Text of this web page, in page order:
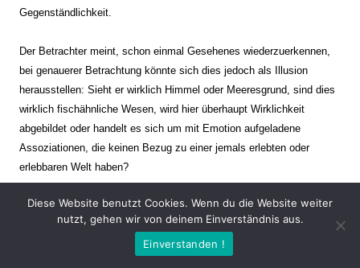
Gegenständlichkeit.
Der Betrachter meint, schon einmal Gesehenes wiederzuerkennen,
bei genauerer Betrachtung könnte sich dies jedoch als Illusion
herausstellen: Sieht er wirklich Himmel oder Meeresgrund, sind dies
wirklich fischähnliche Wesen, wird hier überhaupt Wirklichkeit
abgebildet oder handelt es sich um mit Emotion aufgeladene
Assoziationen, die keinen Bezug zu einer jemals erlebten oder
erlebbaren Welt haben?
Verharren und Dynamik stehen sich dabei gegenüber. Zeit steht still
oder verrinnt im Nu. Es soll dabei eine Spannung, auch farblich, bis
zur Schmerzgrenze erzeugt werden. Die Arbeiten stellen ambivalente
Diese Website benutzt Cookies. Wenn du die Website weiter
nutzt, gehen wir von deinem Einverständnis aus.
Einverstanden !